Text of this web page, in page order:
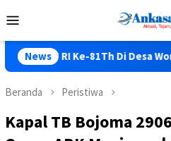
ke
Mobile
News
81Th Di Desa Wonosari
Beranda Peristiwa
Kapal TB Bojoma